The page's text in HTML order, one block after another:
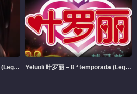
Yeluoli 叶罗丽 – 1 ª temporada (Legendado) Yeluoli 叶罗丽 – 8 ª temporada (Legendado)